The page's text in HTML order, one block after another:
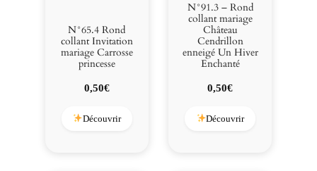
N°65.4 Rond
collant Invitation
mariage Carrosse
princesse
0,50€
Découvrir
N°91.3 – Rond
collant mariage
Château
Cendrillon
enneigé Un Hiver
Enchanté
0,50€
Découvrir